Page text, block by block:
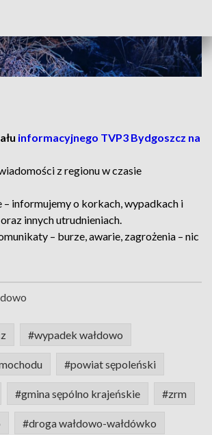
informacyjnego TVP3 Bydgoszcz na
z regionu w czasie
informujemy o korkach, wypadkach i
innych utrudnieniach.
– burze, awarie, zagrożenia – nic
#wypadek wałdowo
#powiat sępoleński
#gmina sępólno krajeńskie #zrm
#droga wałdowo-wałdówko